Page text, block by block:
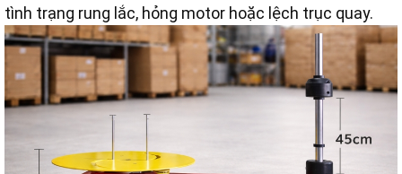
tình trạng rung lắc, hỏng motor hoặc lệch trục quay.